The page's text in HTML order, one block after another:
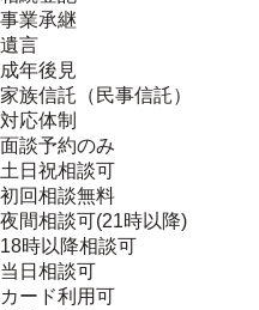
事業承継
遺言
成年後見
家族信託（民事信託）
対応体制
面談予約のみ
土日祝相談可
初回相談無料
夜間相談可(21時以降)
18時以降相談可
当日相談可
カード利用可